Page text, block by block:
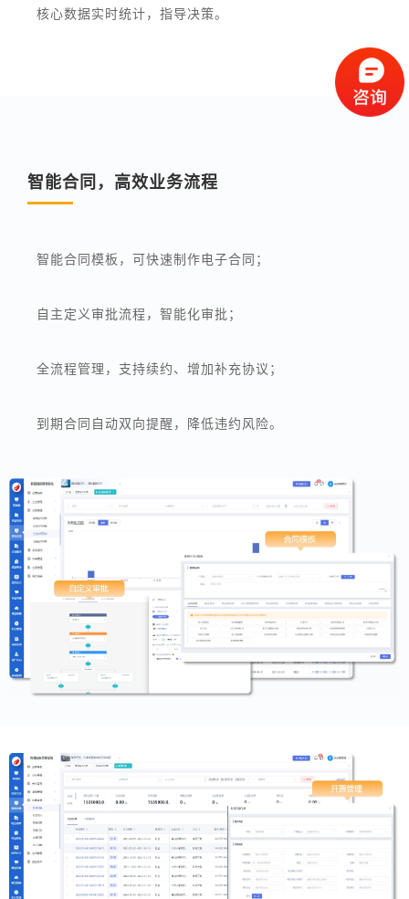
核心数据实时统计，指导决策。
智能合同，高效业务流程
智能合同模板，可快速制作电子合同；
自主定义审批流程，智能化审批；
全流程管理，支持续约、增加补充协议；
到期合同自动双向提醒，降低违约风险。